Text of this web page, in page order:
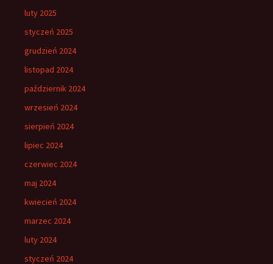
luty 2025
styczeń 2025
grudzień 2024
listopad 2024
październik 2024
wrzesień 2024
sierpień 2024
lipiec 2024
czerwiec 2024
maj 2024
kwiecień 2024
marzec 2024
luty 2024
styczeń 2024